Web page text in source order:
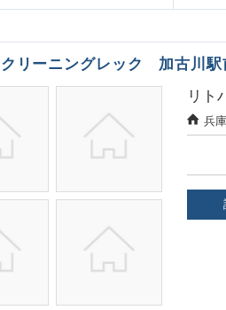
リーニングレック 加古川駅
リト
兵